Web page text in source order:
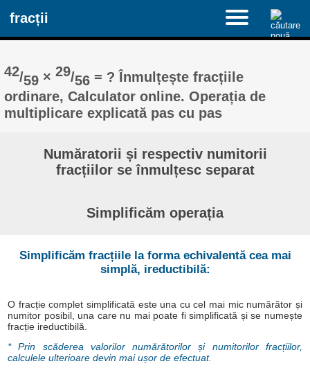
fracții
42/59 ×29/56 = ? Înmulțește fracțiile
ordinare, Calculator online. Operația de
multiplicare explicată pas cu pas
Număratorii și respectiv numitorii
fracțiilor se înmulțesc separat
Simplificăm operația
Simplificăm fracțiile la forma echivalentă cea mai
simplă, ireductibilă:
O fracție complet simplificată este una cu cel mai mic numărător și
numitor posibil, una care nu mai poate fi simplificată și se numește
fracție ireductibilă.
* Prin scăderea valorilor numărătorilor și numitorilor fracțiilor,
calculele ulterioare devin mai ușor de efectuat.